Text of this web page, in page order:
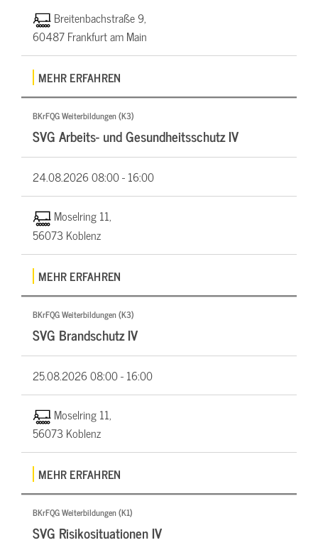
Breitenbachstraße 9,
60487 Frankfurt am Main
MEHR ERFAHREN
BKrFQG Weiterbildungen (K3)
SVG Arbeits- und Gesundheitsschutz IV
24.08.202608:00 - 16:00
Moselring 11,
56073 Koblenz
MEHR ERFAHREN
BKrFQG Weiterbildungen (K3)
SVG Brandschutz IV
25.08.202608:00 - 16:00
Moselring 11,
56073 Koblenz
MEHR ERFAHREN
BKrFQG Weiterbildungen (K1)
SVG Risikosituationen IV